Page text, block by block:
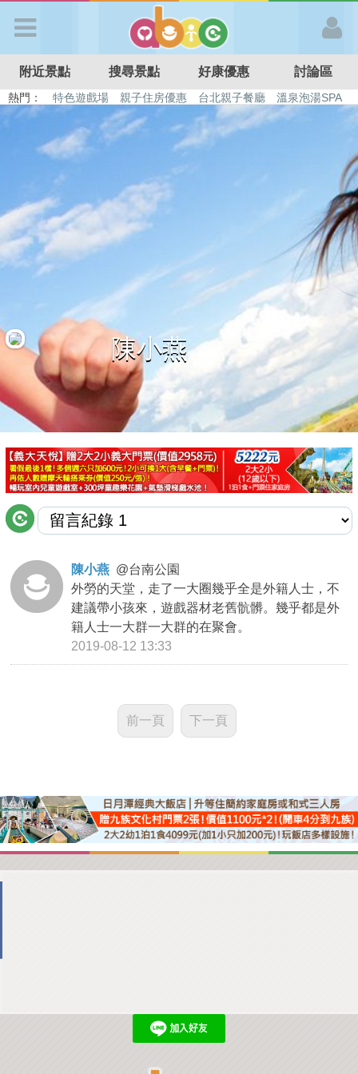
APP登入
首 頁
搜尋景點
好康優惠
最新留言
商家合作
推薦景點
討論區
聯絡我們
APP下載
附近景點 搜尋景點 好康優惠 討論區
熱門： 特色遊戲場 親子住房優惠 台北親子餐廳
溫泉泡湯SPA
溜滑梯民宿
觀光工廠 日本親子景點
陳小燕
陳小燕 @台南公園
外勞的天堂，走了一大圈幾乎全是外籍人士，不
建議帶小孩來，遊戲器材老舊骯髒。幾乎都是外
籍人士一大群一大群的在聚會。
2019-08-12 13:33
前一頁 下一頁